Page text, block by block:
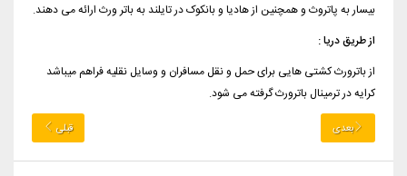
بیسار به پاتروث و همچنین از هادیا و بانکوک در تایلند به باتر ورث ارائه می دهند.
از طریق دریا :
از باترورث کشتی هایی برای حمل و نقل مسافران و وسایل نقلیه فراهم میباشد
کرایه در ترمینال باترورث گرفته می شود.
بعدی قبلی